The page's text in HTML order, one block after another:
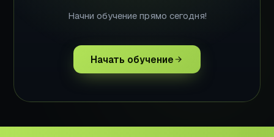
Начни обучение прямо сегодня!
Начать обучение